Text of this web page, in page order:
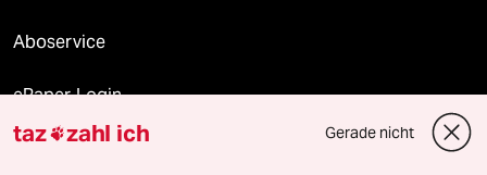
Aboservice
ePaper Login
Downloads für Abonnierende
taz zahl ich Gerade nicht